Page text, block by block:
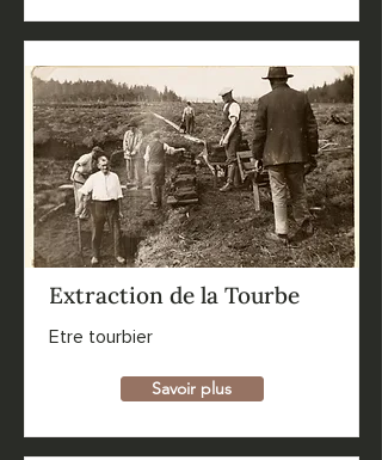
Extraction de la Tourbe
Etre tourbier
Savoir plus